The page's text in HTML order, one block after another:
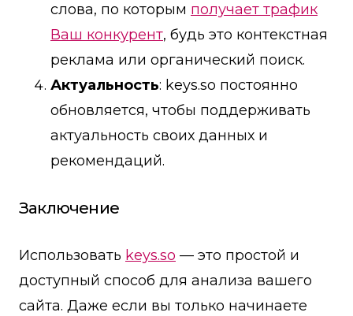
слова, по которым получает трафик
Ваш конкурент, будь это контекстная
реклама или органический поиск.
Актуальность: keys.so постоянно
обновляется, чтобы поддерживать
актуальность своих данных и
рекомендаций.
Заключение
Использовать keys.so — это простой и
доступный способ для анализа вашего
сайта. Даже если вы только начинаете